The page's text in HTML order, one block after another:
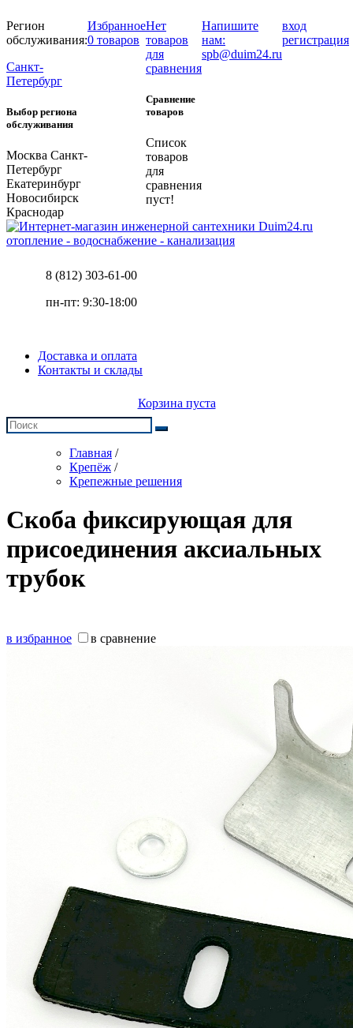
Регион
обслуживания:
Санкт-
Петербург
Выбор региона
обслуживания
Москва Санкт-
Петербург
Екатеринбург
Новосибирск
Краснодар
Избранное
0 товаров
Нет
товаров
для
сравнения
Сравнение
товаров
Список
товаров
для
сравнения
пуст!
Напишите
нам:
spb@duim24.ru
вход
регистрация
отопление - водоснабжение - канализация
8 (812) 303-61-00
пн-пт: 9:30-18:00
Доставка и оплата
Контакты и склады
Корзина пуста
Главная /
Крепёж /
Крепежные решения
Скоба фиксирующая для
присоединения аксиальных
трубок
в избранное в сравнение